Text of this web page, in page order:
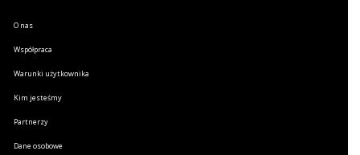
O nas
Współpraca
Warunki użytkownika
Kim jesteśmy
Partnerzy
Dane osobowe